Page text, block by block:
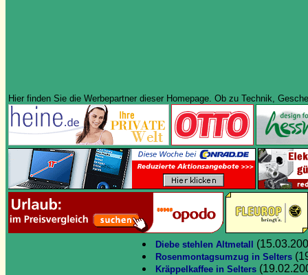
Hier finden Sie die Werbepartner dieser Homepage. Ob zu Technik,
Diebe stehlen Altmetall
Rosenmontagsumzug in Selters
Kräppelkaffee in Selters